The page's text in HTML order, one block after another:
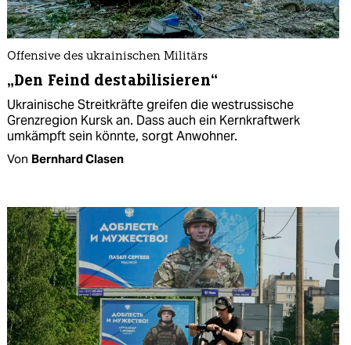
Offensive des ukrainischen Militärs
„Den Feind destabilisieren“
Ukrainische Streitkräfte greifen die westrussische
Grenzregion Kursk an. Dass auch ein Kernkraftwerk
umkämpft sein könnte, sorgt Anwohner.
Von Bernhard Clasen